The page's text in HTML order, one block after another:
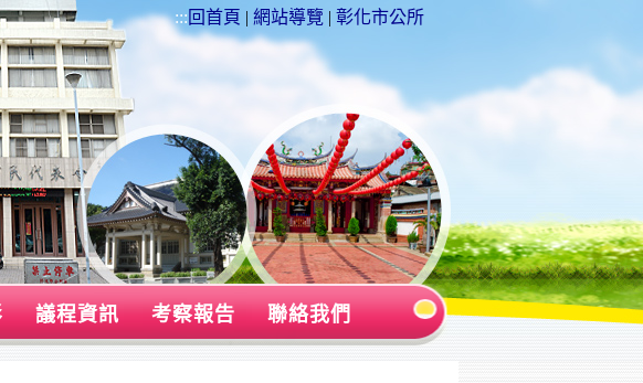
::: 回首頁 | 網站導覽 | 彰化市公所
議程資訊 考察報告 聯絡我們